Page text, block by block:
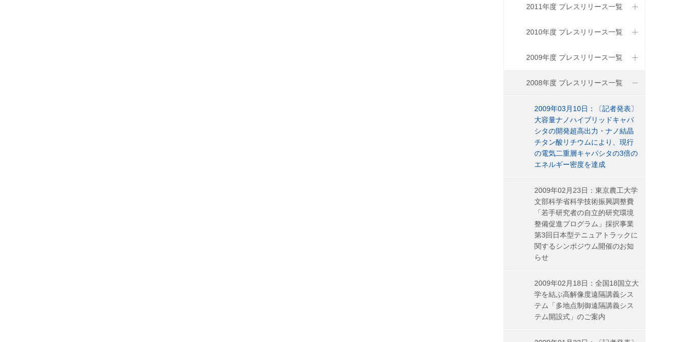
2011年度 プレスリリース一覧
2010年度 プレスリリース一覧
2009年度 プレスリリース一覧
2008年度 プレスリリース一覧
2009年03月10日：〔記者発表〕
大容量ナノハイブリッドキャパ
シタの開発超高出力・ナノ結晶
チタン酸リチウムにより、現行
の電気二重層キャパシタの3倍の
エネルギー密度を達成
2009年02月23日：東京農工大学
文部科学省科学技術振興調整費
「若手研究者の自立的研究環境
整備促進プログラム」採択事業
第3回日本型テニュアトラックに
関するシンポジウム開催のお知
らせ
2009年02月18日：全国18国立大
学を結ぶ高解像度遠隔講義シス
テム「多地点制御遠隔講義シス
テム開設式」のご案内